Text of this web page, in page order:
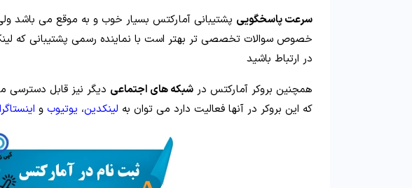
سرعت پاسخگویی پشتیبانی آمارکتس بسیار خوب و به موقع می باشد
خصوص سوالات تخصصی تر بهتر است با نماینده رسمی پشتیبانی که لینک
در ارتباط باشید
همچنین بروکر آمارکتس در شبکه های اجتماعی دیگر نیز قابل دسترسی
که این بروکر در آنها فعالیت دارد می توان به لینکدین، یوتیوب و